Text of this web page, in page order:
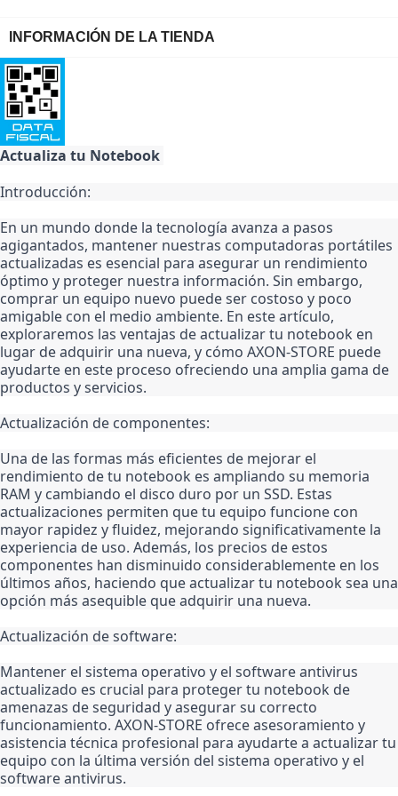
INFORMACIÓN DE LA TIENDA
Actualiza tu Notebook
Introducción:
En un mundo donde la tecnología avanza a pasos
agigantados, mantener nuestras computadoras portátiles
actualizadas es esencial para asegurar un rendimiento
óptimo y proteger nuestra información. Sin embargo,
comprar un equipo nuevo puede ser costoso y poco
amigable con el medio ambiente. En este artículo,
exploraremos las ventajas de actualizar tu notebook en
lugar de adquirir una nueva, y cómo AXON-STORE puede
ayudarte en este proceso ofreciendo una amplia gama de
productos y servicios.
Actualización de componentes:
Una de las formas más eficientes de mejorar el
rendimiento de tu notebook es ampliando su memoria
RAM y cambiando el disco duro por un SSD. Estas
actualizaciones permiten que tu equipo funcione con
mayor rapidez y fluidez, mejorando significativamente la
experiencia de uso. Además, los precios de estos
componentes han disminuido considerablemente en los
últimos años, haciendo que actualizar tu notebook sea una
opción más asequible que adquirir una nueva.
Actualización de software:
Mantener el sistema operativo y el software antivirus
actualizado es crucial para proteger tu notebook de
amenazas de seguridad y asegurar su correcto
funcionamiento. AXON-STORE ofrece asesoramiento y
asistencia técnica profesional para ayudarte a actualizar tu
equipo con la última versión del sistema operativo y el
software antivirus.